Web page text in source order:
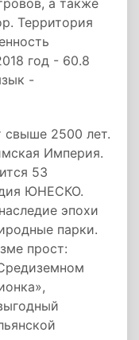
а также
Территория
год - 60.8
-
свыше 2500 лет.
Империя.
53
ЮНЕСКО.
эпохи
парки.
прост: